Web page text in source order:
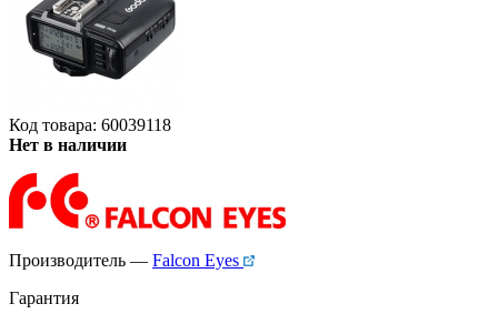
Код товара: 60039118
Нет в наличии
Производитель — Falcon Eyes
Гарантия